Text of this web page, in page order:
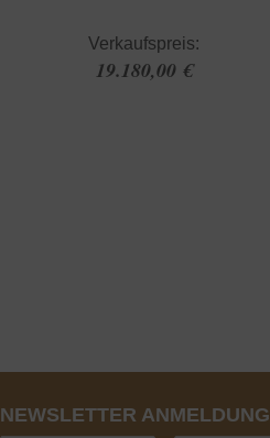
Verkaufspreis:
19.180,00 €
NEWSLETTER ANMELDUNG